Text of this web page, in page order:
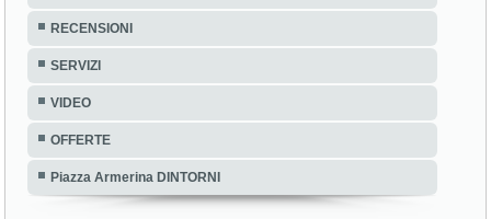
RECENSIONI
SERVIZI
VIDEO
OFFERTE
Piazza Armerina DINTORNI